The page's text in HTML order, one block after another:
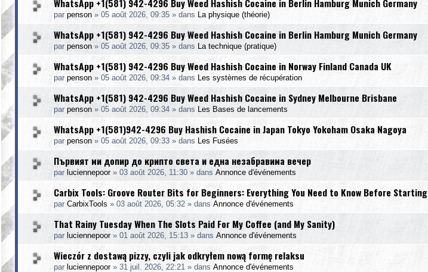
par penson » 05 août 2026, 09:35 » dans La physique (théorie)
WhatsApp +1(581) 942-4296 Buy Weed Hashish Cocaine in Berlin Hamburg Munich Germany
par penson » 05 août 2026, 09:35 » dans La technique (pratique)
WhatsApp +1(581) 942-4296 Buy Weed Hashish Cocaine in Norway Finland Canada UK
par penson » 05 août 2026, 09:34 » dans Les systèmes de récupération
WhatsApp +1(581) 942-4296 Buy Weed Hashish Cocaine in Sydney Melbourne Brisbane
par penson » 05 août 2026, 09:34 » dans Les Bases de lancements
WhatsApp +1(581)942-4296 Buy Hashish Cocaine in Japan Tokyo Yokoham Osaka Nagoya
par penson » 05 août 2026, 09:33 » dans Les Fusées
Първият ми допир до крипто света и една незабравима вечер
par luciennepoor» 03 août 2026, 11:30 » dans Annonce d'événements
Carbix Tools: Groove Router Bits for Beginners: Everything You Need to Know Before Starting
par CarbixTools » 03 août 2026, 05:32 » dans Annonce d'événements
That Rainy Tuesday When The Slots Paid For My Coffee (and My Sanity)
par luciennepoor» 01 août 2026, 15:13 » dans Annonce d'événements
Wieczór z dostawą pizzy, czyli jak odkryłem nową formę relaksu
par luciennepoor» 31 juil. 2026, 22:21 » dans Annonce d'événements